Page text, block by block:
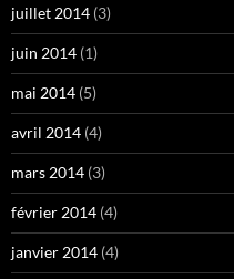
juillet 2014 (3)
juin 2014 (1)
mai 2014 (5)
avril 2014 (4)
mars 2014 (3)
février 2014 (4)
janvier 2014 (4)